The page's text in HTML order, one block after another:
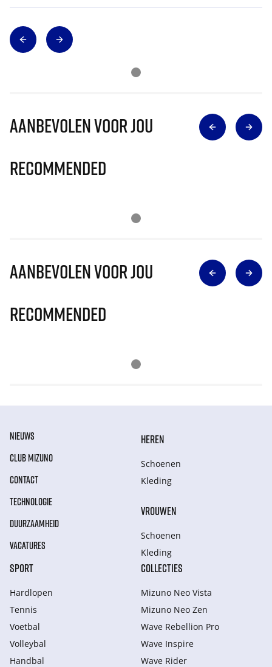
Aanbevolen voor jou
Recommended
Aanbevolen voor jou
Recommended
NIEUWS
CLUB MIZUNO
CONTACT
TECHNOLOGIE
DUURZAAMHEID
VACATURES
HEREN
Schoenen
Kleding
VROUWEN
Schoenen
Kleding
SPORT
Hardlopen
Tennis
Voetbal
Volleybal
Handbal
COLLECTIES
Mizuno Neo Vista
Mizuno Neo Zen
Wave Rebellion Pro
Wave Inspire
Wave Rider